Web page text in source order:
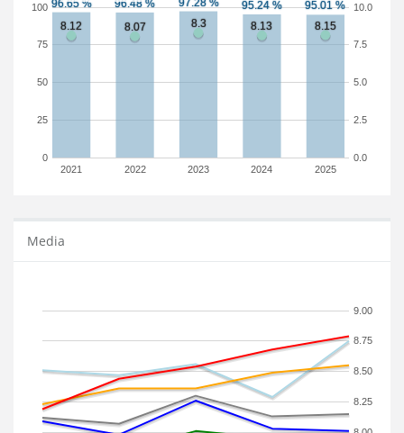
2021 2022 2023 2024 2025
0
25
50
75
100
0.0
2.5
5.0
7.5
10.0
Media
8.25
8.50
8.75
9.00